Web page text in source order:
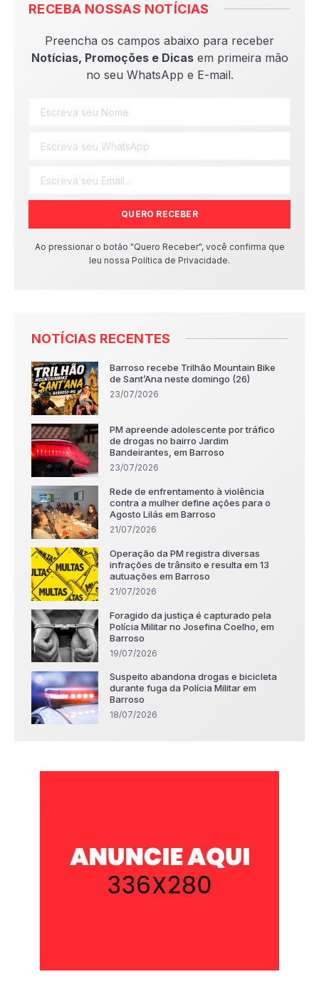
RECEBA NOSSAS NOTÍCIAS
Preencha os campos abaixo para receber
Notícias, Promoções e Dicasem primeira mão
no seu WhatsApp e E-mail.
QUERO RECEBER
Ao pressionar o botão "Quero Receber", você confirma que
leu nossa Política de Privacidade.
NOTÍCIAS RECENTES
Barroso recebe Trilhão Mountain Bike
de Sant’Ana neste domingo (26)
23/07/2026
PM apreende adolescente por tráfico
de drogas no bairro Jardim
Bandeirantes, em Barroso
23/07/2026
Rede de enfrentamento à violência
contra a mulher define ações para o
Agosto Lilás em Barroso
21/07/2026
Operação da PM registra diversas
infrações de trânsito e resulta em 13
autuações em Barroso
21/07/2026
Foragido da justiça é capturado pela
Polícia Militar no Josefina Coelho, em
Barroso
19/07/2026
Suspeito abandona drogas e bicicleta
durante fuga da Polícia Militar em
Barroso
18/07/2026